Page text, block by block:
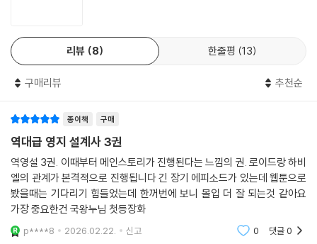
리뷰 8 한줄평 13
구매리뷰 추천순
종이책 구매
역대급 영지 설계사 3권
역영설 3권. 이때부터 메인스토리가 진행된다는 느낌의 권. 로이드랑 하비
엘의 관계가 본격적으로 진행됩니다 긴 장기 에피소드가 있는데 웹툰으로
봤을때는 기다리기 힘들었는데 한꺼번에 보니 몰입 더 잘 되는것 같아요
가장 중요한건 국왕누님 첫등장화
p****8 2026.02.22. 신고 0 댓글0